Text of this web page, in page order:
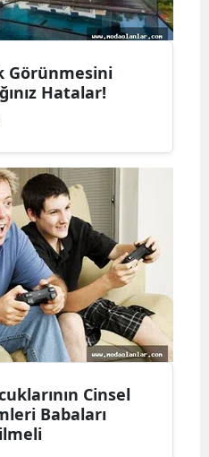
Görünmesini
Hatalar!
Cinsel
Babaları